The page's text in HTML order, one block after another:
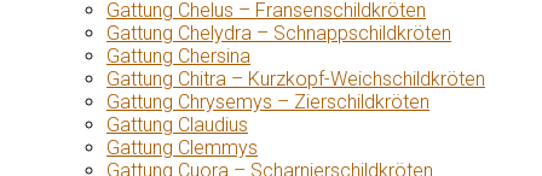
Gattung Chelus – Fransenschildkröten
Gattung Chelydra – Schnappschildkröten
Gattung Chersina
Gattung Chitra – Kurzkopf-Weichschildkröten
Gattung Chrysemys – Zierschildkröten
Gattung Claudius
Gattung Clemmys
Gattung Cuora – Scharnierschildkröten